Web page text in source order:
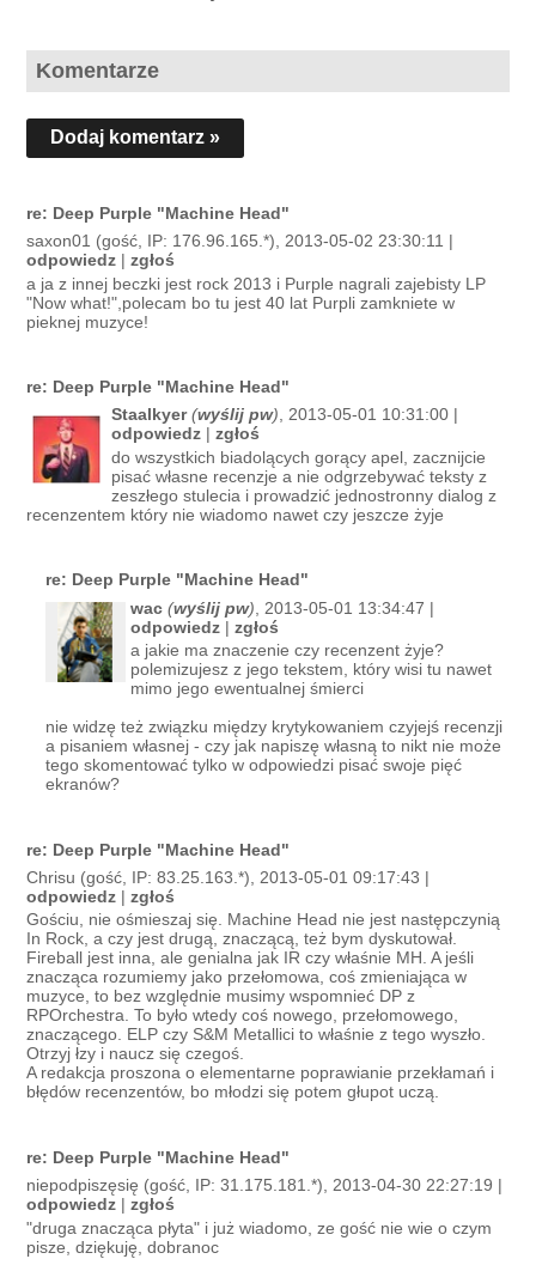
Komentarze
Dodaj komentarz »
re: Deep Purple "Machine Head"
saxon01 (gość, IP: 176.96.165.*), 2013-05-02 23:30:11 |
odpowiedz |zgłoś
a ja z innej beczki jest rock 2013 i Purple nagrali zajebisty LP
"Now what!",polecam bo tu jest 40 lat Purpli zamkniete w
pieknej muzyce!
re: Deep Purple "Machine Head"
Staalkyer (wyślij pw), 2013-05-01 10:31:00 |
odpowiedz| zgłoś
do wszystkich biadolących gorący apel, zacznijcie
pisać własne recenzje a nie odgrzebywać teksty z
zeszłego stulecia i prowadzić jednostronny dialog z
recenzentem który nie wiadomo nawet czy jeszcze żyje
re: Deep Purple "Machine Head"
wac (wyślij pw) , 2013-05-01 13:34:47 |
odpowiedz| zgłoś
a jakie ma znaczenie czy recenzent żyje?
polemizujesz z jego tekstem, który wisi tu nawet
mimo jego ewentualnej śmierci
nie widzę też związku między krytykowaniem czyjejś recenzji
a pisaniem własnej - czy jak napiszę własną to nikt nie może
tego skomentować tylko w odpowiedzi pisać swoje pięć
ekranów?
re: Deep Purple "Machine Head"
Chrisu (gość, IP: 83.25.163.*), 2013-05-01 09:17:43 |
odpowiedz |zgłoś
Gościu, nie ośmieszaj się. Machine Head nie jest następczynią
In Rock, a czy jest drugą, znaczącą, też bym dyskutował.
Fireball jest inna, ale genialna jak IR czy właśnie MH. A jeśli
znacząca rozumiemy jako przełomowa, coś zmieniająca w
muzyce, to bez względnie musimy wspomnieć DP z
RPOrchestra. To było wtedy coś nowego, przełomowego,
znaczącego. ELP czy S&M Metallici to właśnie z tego wyszło.
Otrzyj łzy i naucz się czegoś.
A redakcja proszona o elementarne poprawianie przekłamań i
błędów recenzentów, bo młodzi się potem głupot uczą.
re: Deep Purple "Machine Head"
niepodpiszęsię (gość, IP: 31.175.181.*), 2013-04-30 22:27:19 |
odpowiedz |zgłoś
"druga znacząca płyta" i już wiadomo, ze gość nie wie o czym
pisze, dziękuję, dobranoc